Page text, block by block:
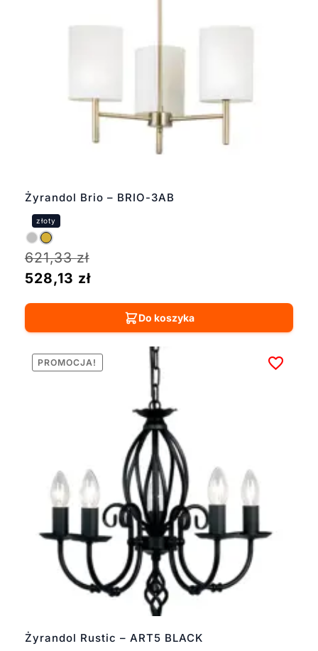
Żyrandol Brio – BRIO-3AB
621,33zł
528,13 zł
Do koszyka
Żyrandol Rustic – ART5 BLACK
PROMOCJA!